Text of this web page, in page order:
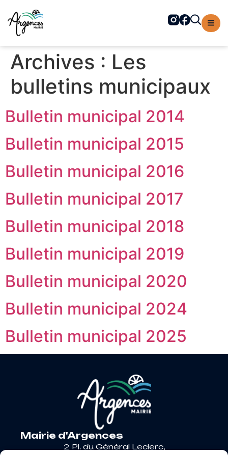
principal
Archives : Les
bulletins municipaux
Bulletin municipal 2014
Bulletin municipal 2015
Bulletin municipal 2016
Bulletin municipal 2017
Bulletin municipal 2018
Bulletin municipal 2019
Bulletin municipal 2020
Bulletin municipal 2024
Bulletin municipal 2025
Mairie d'Argences
2 Pl. du Général Leclerc,